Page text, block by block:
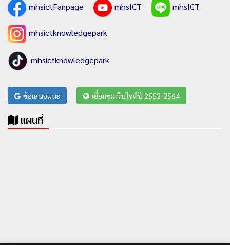
mhsictFanpage
mhsICT mhsICT
mhsictknowledgepark
mhsictknowledgepark
ข้อเสนอแนะ เยี่ยมชมเว็บไซต์ปี 2552-2564
แผนที่